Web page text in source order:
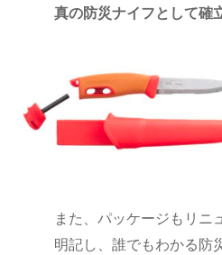
真の防災ナイフとして確
また、パッケージもリニ
明記し、誰でもわかる防